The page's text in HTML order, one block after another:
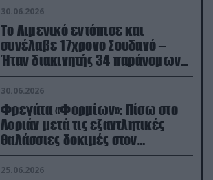
30.06.2026
Το Λιμενικό εντόπισε και
συνέλαβε 17χρονο Σουδανό –
Ήταν διακινητής 34 παράνομων
μεταναστών
30.06.2026
Φρεγάτα «Φορμίων»: Πίσω στο
Λοριάν μετά τις εξαντλητικές
θαλάσσιες δοκιμές στον
απαιτητικό Βισκαϊκό
25.06.2026